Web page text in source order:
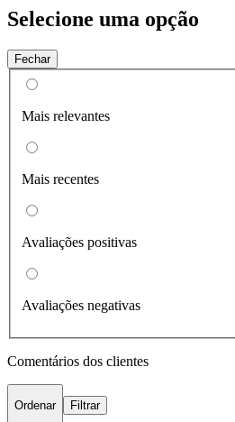
Selecione uma opção
Fechar
Mais relevantes
Mais recentes
Avaliações positivas
Avaliações negativas
Comentários dos clientes
Ordenar Filtrar